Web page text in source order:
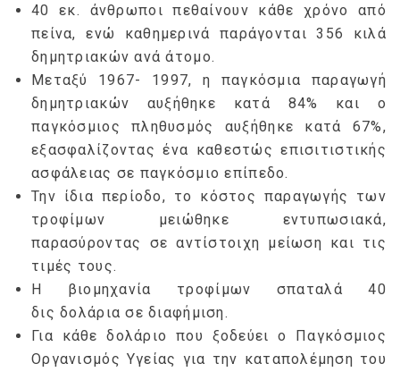
40 εκ. άνθρωποι πεθαίνουν κάθε χρόνο από
πείνα, ενώ καθημερινά παράγονται 356 κιλά
δημητριακών ανά άτομο.
Μεταξύ 1967- 1997, η παγκόσμια παραγωγή
δημητριακών αυξήθηκε κατά 84% και ο
παγκόσμιος πληθυσμός αυξήθηκε κατά 67%,
εξασφαλίζοντας ένα καθεστώς επισιτιστικής
ασφάλειας σε παγκόσμιο επίπεδο.
Την ίδια περίοδο, το κόστος παραγωγής των
τροφίμων μειώθηκε εντυπωσιακά,
παρασύροντας σε αντίστοιχη μείωση και τις
τιμές τους.
Η βιομηχανία τροφίμων σπαταλά 40
δις δολάρια σε διαφήμιση.
Για κάθε δολάριο που ξοδεύει ο Παγκόσμιος
Οργανισμός Υγείας για την καταπολέμηση του